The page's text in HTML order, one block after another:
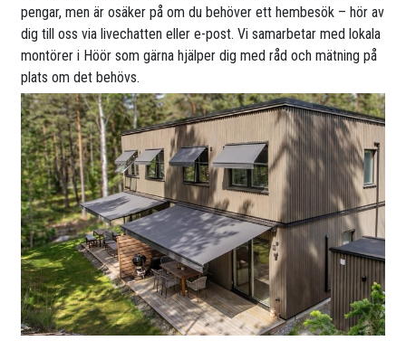
pengar, men är osäker på om du behöver ett hembesök – hör av
dig till oss via livechatten eller e-post. Vi samarbetar med lokala
montörer i Höör som gärna hjälper dig med råd och mätning på
plats om det behövs.